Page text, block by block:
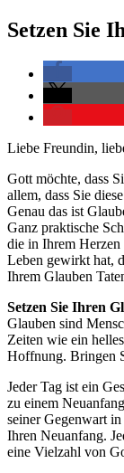
Setzen Sie
Liebe Freundin,
Gott möchte, dass
allem, dass Sie
Genau das ist
Ganz praktische
die in Ihrem
Leben gewirkt hat,
Ihrem Glauben
Setzen Sie Ihren
Glauben sind
Zeiten wie ein
Hoffnung. Bringen
Jeder Tag ist ein
zu einem
seiner Gegenwart
Ihren Neuanfang.
eine Vielzahl von